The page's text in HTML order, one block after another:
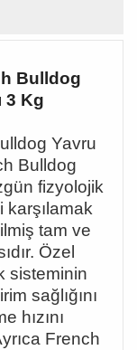
Bulldog
3 Kg
Yavru
Bulldog
fizyolojik
karşılamak
tam ve
Özel
sisteminin
sağlığını
hızını
French